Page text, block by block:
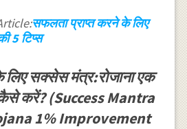
सफलता प्राप्त करने के लिए
5 टिप्स
सक्सेस मंत्र:रोजाना एक
करें? (Success Mantra
1% Improvement